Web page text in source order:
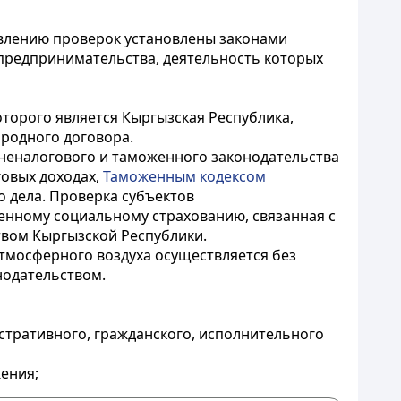
проверок установлены законами
деятельность которых
является Кыргызская Республика,
договора.
и таможенного законодательства
доходах, Таможенным кодексом
дела. Проверка субъектов
социальному страхованию, связанная с
Кыргызской Республики.
воздуха осуществляется без
гражданского, исполнительного